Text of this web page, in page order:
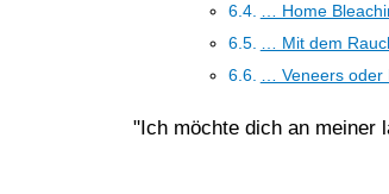
… Home
… Mit dem
… Veneers oder
"Ich möchte dich an meiner